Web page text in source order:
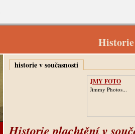
historie v současnosti
JMY FOTO
Jimmy Photos...
Historie plachtění v